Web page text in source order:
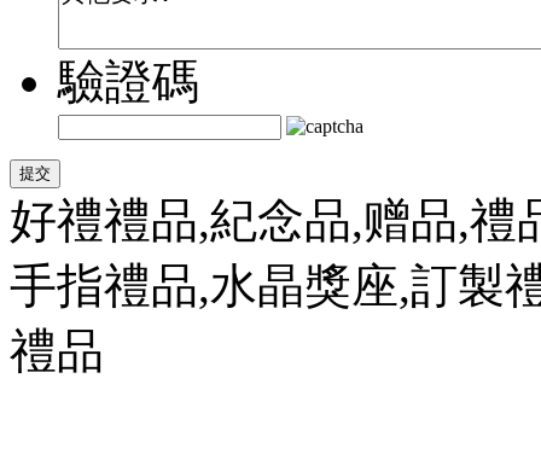
驗證碼
好禮禮品,紀念品,赠品,禮
手指禮品,水晶獎座,訂製
禮品